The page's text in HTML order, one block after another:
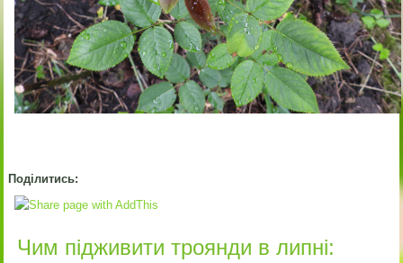
Поділитись:
Чим підживити троянди в липні: